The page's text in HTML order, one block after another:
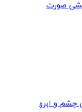
صورت
چشم و ابرو